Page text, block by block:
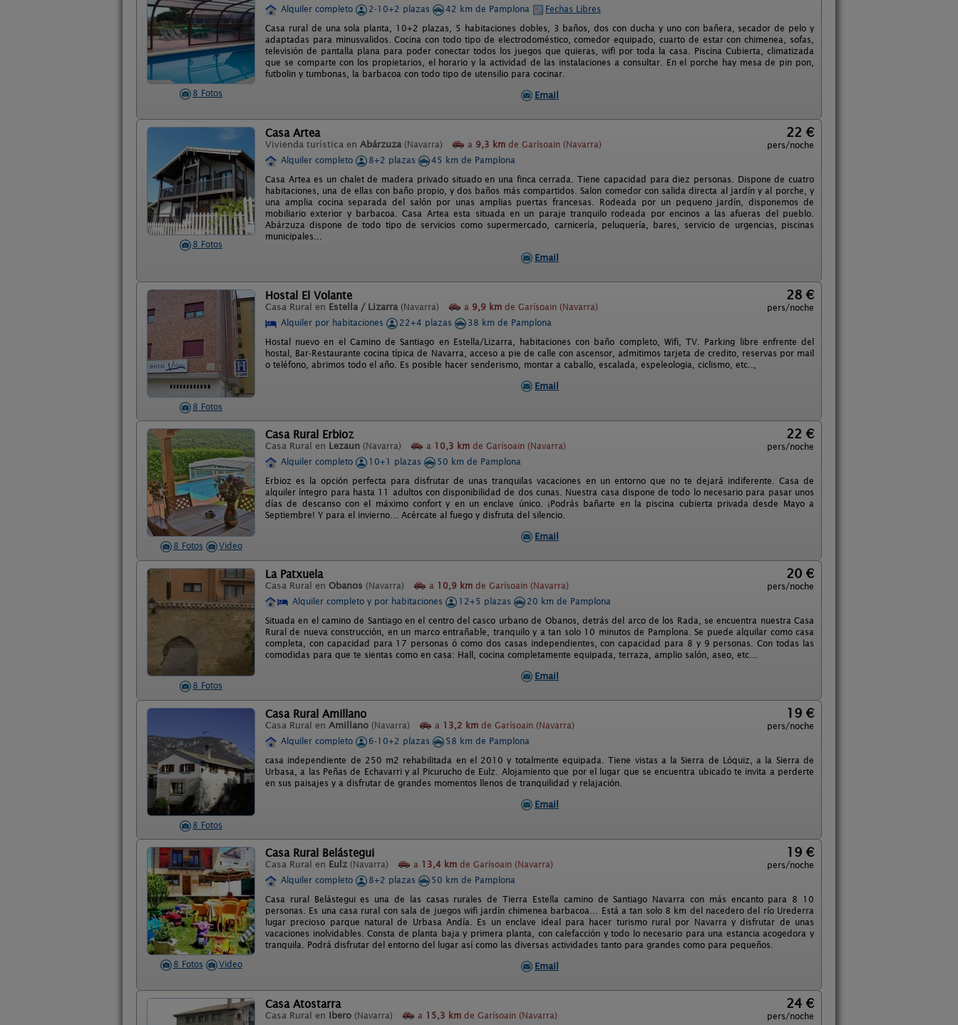
8 Fotos
Alquiler completo
2-10+2 plazas 42 km de Pamplona
Fechas Libres
Casa rural de una sola planta, 10+2 plazas, 5 habitaciones dobles, 3 baños, dos con ducha y uno con bañera, secador de pelo y
adaptadas para minusvalidos. Cocina con todo tipo de electrodoméstico, comedor equipado, cuarto de estar con chimenea, sofas,
televisión de pantalla plana para poder conectar todos los juegos que quieras, wifi por toda la casa. Piscina Cubierta, climatizada
que se comparte con los propietarios, el horario y la actividad de las instalaciones a consultar. En el porche hay mesa de pin pon,
futbolin y tumbonas, la barbacoa con todo tipo de utensilio para cocinar.
Email
8 Fotos
Casa Artea
Vivienda turística en Abárzuza (Navarra) a 9,3 km de Garísoain (Navarra)
22 €
pers/noche
Alquiler completo
8+2 plazas
45 km de Pamplona
Casa Artea es un chalet de madera privado situado en una finca cerrada. Tiene capacidad para diez personas. Dispone de cuatro
habitaciones, una de ellas con baño propio, y dos baños más compartidos. Salon comedor con salida directa al jardín y al porche, y
una amplia cocina separada del salón por unas amplias puertas francesas. Rodeada por un pequeno jardín, disponemos de
mobiliario exterior y barbacoa. Casa Artea esta situada en un paraje tranquilo rodeada por encinos a las afueras del pueblo.
Abárzuza dispone de todo tipo de servicios como supermercado, carnicería, peluquería, bares, servicio de urgencias, piscinas
municipales...
Email
8 Fotos
Hostal El Volante
Casa Rural en Estella / Lizarra (Navarra) a 9,9 km de Garísoain (Navarra)
28 €
pers/noche
Alquiler por habitaciones
22+4 plazas
38 km de Pamplona
Hostal nuevo en el Camino de Santiago en Estella/Lizarra, habitaciones con baño completo, Wifi, TV. Parking libre enfrente del
hostal, Bar-Restaurante cocina típica de Navarra, acceso a pie de calle con ascensor, admitimos tarjeta de credito, reservas por mail
o teléfono, abrimos todo el año. Es posible hacer senderismo, montar a caballo, escalada, espeleologia, ciclismo, etc..,
Email
8 Fotos Video
Casa Rural Erbioz
Casa Rural en Lezaun (Navarra) a 10,3 km de Garísoain (Navarra)
22 €
pers/noche
Alquiler completo
10+1 plazas
50 km de Pamplona
Erbioz es la opción perfecta para disfrutar de unas tranquilas vacaciones en un entorno que no te dejará indiferente. Casa de
alquiler íntegro para hasta 11 adultos con disponibilidad de dos cunas. Nuestra casa dispone de todo lo necesario para pasar unos
días de descanso con el máximo confort y en un enclave único. ¡Podrás bañarte en la piscina cubierta privada desde Mayo a
Septiembre! Y para el invierno... Acércate al fuego y disfruta del silencio.
Email
8 Fotos
La Patxuela
Casa Rural en Obanos (Navarra) a 10,9 km de Garísoain (Navarra)
20 €
pers/noche
Alquiler completo y por habitaciones
12+5 plazas
20 km de Pamplona
Situada en el camino de Santiago en el centro del casco urbano de Obanos, detrás del arco de los Rada, se encuentra nuestra Casa
Rural de nueva construcción, en un marco entrañable, tranquilo y a tan solo 10 minutos de Pamplona. Se puede alquilar como casa
completa, con capacidad para 17 personas ó como dos casas independientes, con capacidad para 8 y 9 personas. Con todas las
comodidas para que te sientas como en casa: Hall, cocina completamente equipada, terraza, amplio salón, aseo, etc...
Email
8 Fotos
Casa Rural Amillano
Casa Rural en Amillano (Navarra) a 13,2 km de Garísoain (Navarra)
19 €
pers/noche
Alquiler completo
6-10+2 plazas
58 km de Pamplona
casa independiente de 250 m2 rehabilitada en el 2010 y totalmente equipada. Tiene vistas a la Sierra de Lóquiz, a la Sierra de
Urbasa, a las Peñas de Echavarri y al Picurucho de Eulz. Alojamiento que por el lugar que se encuentra ubicado te invita a perderte
en sus paisajes y a disfrutar de grandes momentos llenos de tranquilidad y relajación.
Email
8 Fotos Video
Casa Rural Belástegui
Casa Rural en Eulz (Navarra) a 13,4 km de Garísoain (Navarra)
19 €
pers/noche
Alquiler completo
8+2 plazas
50 km de Pamplona
Casa rural Belástegui es una de las casas rurales de Tierra Estella camino de Santiago Navarra con más encanto para 8 10
personas. Es una casa rural con sala de juegos wifi jardín chimenea barbacoa... Está a tan solo 8 km del nacedero del río Urederra
lugar precioso parque natural de Urbasa Andía. Es un enclave ideal para hacer turismo rural por Navarra y disfrutar de unas
vacaciones inolvidables. Consta de planta baja y primera planta, con calefacción y todo lo necesario para una estancia acogedora y
tranquila. Podrá disfrutar del entorno del lugar así como las diversas actividades tanto para grandes como para pequeños.
Email
Casa Atostarra
Casa Rural en Ibero (Navarra) a 15,3 km de Garísoain (Navarra)
24 €
pers/noche